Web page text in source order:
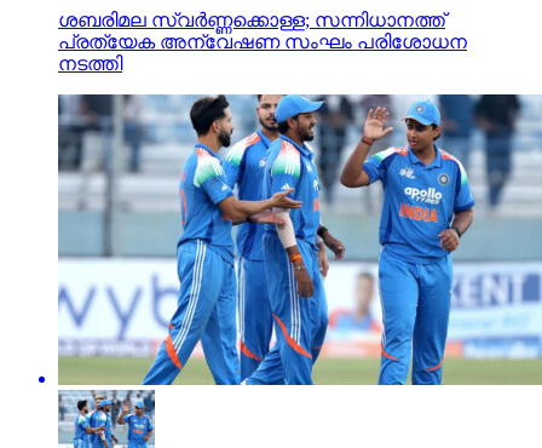
ശബരിമല സ്വര്‍ണ്ണക്കൊള്ള; സന്നിധാനത്ത്
പ്രത്യേക അന്വേഷണ സംഘം പരിശോധന
നടത്തി